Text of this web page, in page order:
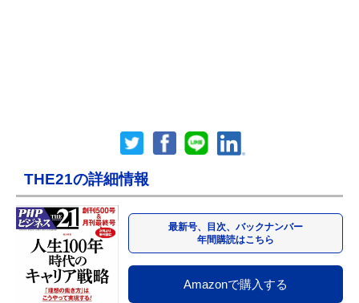
THE21の詳細情報
最新号、目次、バックナンバー
年間購読はこちら
Amazonで購入する